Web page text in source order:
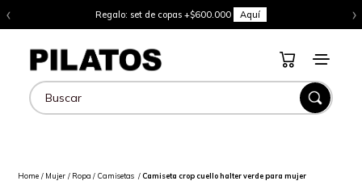
‹ Regalo: set de copas +$600.000 Aquí ›
Buscar
Mujer Ropa Camisetas Camiseta crop cuello halter verde para mujer